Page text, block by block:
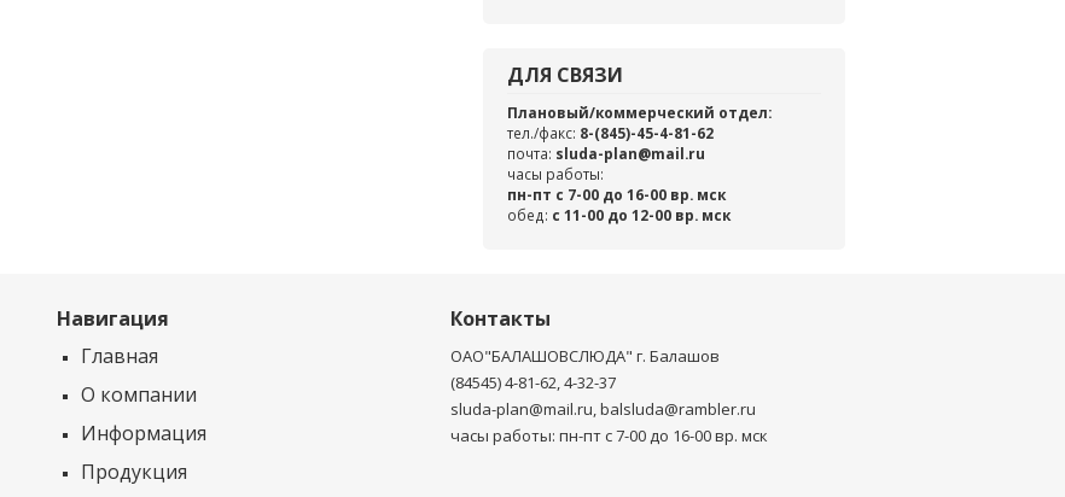
ДЛЯ СВЯЗИ
Плановый/коммерческий отдел:
тел./факс: 8-(845)-45-4-81-62
почта: sluda-plan@mail.ru
часы работы:
пн-пт с 7-00 до 16-00 вр. мск
обед: c 11-00 до 12-00 вр. мск
Навигация
Главная
О компании
Информация
Продукция
Контакты
ОАО"БАЛАШОВСЛЮДА" г. Балашов
(84545) 4-81-62, 4-32-37
sluda-plan@mail.ru, balsluda@rambler.ru
часы работы: пн-пт с 7-00 до 16-00 вр. мск